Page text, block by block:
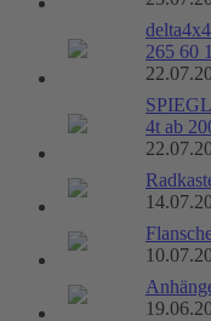
265 60
4t ab